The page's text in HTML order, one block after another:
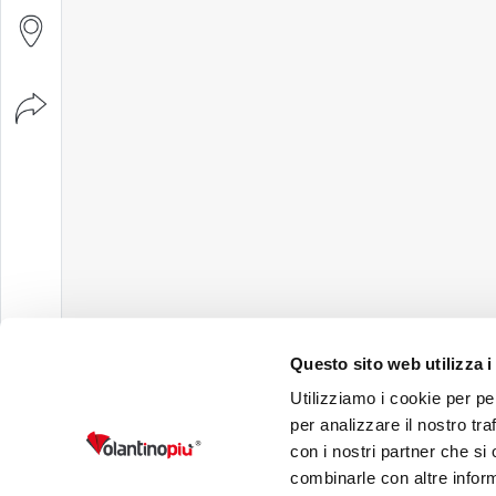
Questo sito web utilizza i
Utilizziamo i cookie per
per analizzare il nostro
con i nostri partner che si
combinarle con altre